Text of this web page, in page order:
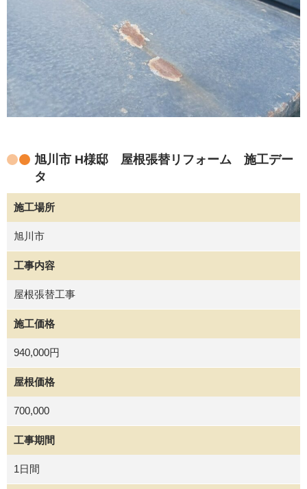
旭川市 H様邸 屋根張替リフォーム 施工デー
タ
施工場所
旭川市
工事内容
屋根張替工事
施工価格
940,000円
屋根価格
700,000
工事期間
1日間